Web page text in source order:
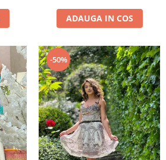
ADAUGA IN COS
-50%